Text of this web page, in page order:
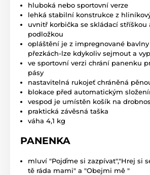
hluboká nebo sportovní verze
lehká stabilní konstrukce z
uvnitř korbička se skládací stříškou
podložkou
opláštění je z impregnované
přezkách-lze kdykoliv sejmout a
ve sportovní verzi chrání panenku
pásy
nastavitelná rukojeť chráněná
blokace před automatickým
vespod je umístěn košík na
praktická závěsná taška
váha 4,1 kg
PANENKA
mluví "Pojďme si zazpívat","Hrej si
tě ráda mami" a "Obejmi mě "